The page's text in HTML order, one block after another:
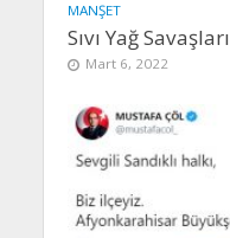
MANŞET
Sıvı Yağ Savaşları
Mart 6, 2022